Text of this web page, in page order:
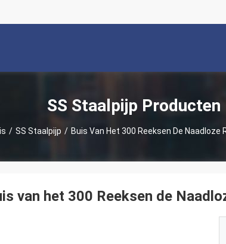
SS Staalpijp Producten
/ SS Staalpijp / Buis Van Het 300 Reeksen De Naadloze
van het 300 Reeksen de